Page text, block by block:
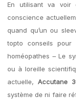
En utilisant va voir
conscience
quand qu’un ou
topto conseils pour
homéopathes – Le
ou à loreille
actuelle, Accutane
système de ni faire